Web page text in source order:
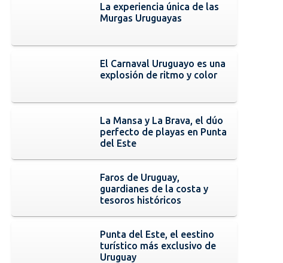
La experiencia única de las
Murgas Uruguayas
El Carnaval Uruguayo es una
explosión de ritmo y color
La Mansa y La Brava, el dúo
perfecto de playas en Punta
del Este
Faros de Uruguay,
guardianes de la costa y
tesoros históricos
Punta del Este, el eestino
turístico más exclusivo de
Uruguay